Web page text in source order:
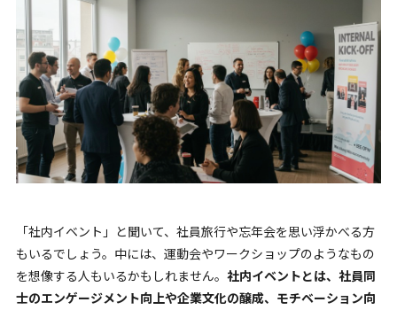
「社内イベント」と聞いて、社員旅行や忘年会を思い浮かべる方
もいるでしょう。中には、運動会やワークショップのようなもの
を想像する人もいるかもしれません。 社内イベントとは、社員同
士のエンゲージメント向上や企業文化の醸成、モチベーション向